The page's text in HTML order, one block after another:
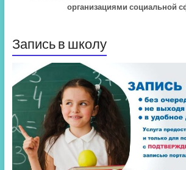
организациями социальной
Запись в школу